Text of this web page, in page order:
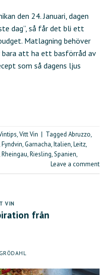
den 24. Januari, dagen
dag”, så får det bli ett
Matlagning behöver
att ha ett basförråd av
som så dagens ljus
,Vitt Vin | Tagged Abruzzo,
Fyndvin,Garnacha,Italien,Leitz,
Rheingau,Riesling,Spanien,
Leave a comment
VIN
från